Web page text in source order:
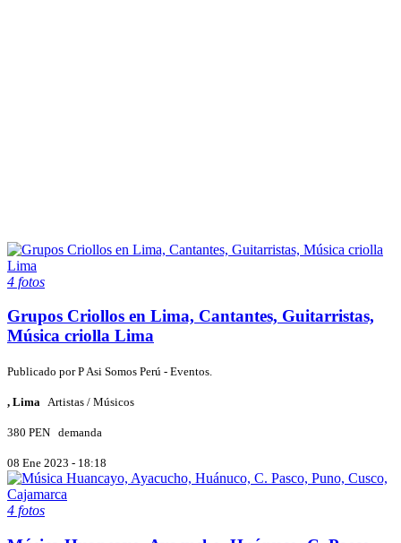
4 fotos
Grupos Criollos en Lima, Cantantes, Guitarristas,
Música criolla Lima
Publicado porPAsi Somos Perú - Eventos.
, Lima Artistas / Músicos
380 PEN demanda
08 Ene 2023 - 18:18
4 fotos